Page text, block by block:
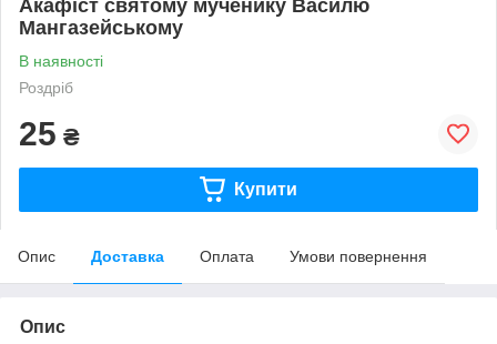
Акафіст святому мученику Василю
Мангазейському
В наявності
Роздріб
25 ₴
Купити
Опис Доставка Оплата Умови повернення
Опис